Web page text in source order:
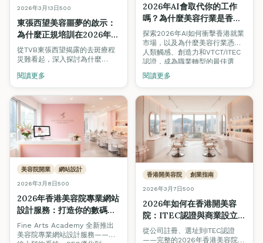
2026年3月13日500
東張西望美容噩夢的啟示：
為什麼正規培訓在2026年香
港美容業不可妥協
從TVB東張西望揭露的去斑療程
災難看起，深入探討為什麼
事故、保護消費者安全的唯一途
徑。
閱讀更多
2026年AI會取代你的工作
嗎？為什麼美容行業是香港
藍領職業的安全港
探索2026年AI如何衝擊香港就業
市場，以及為什麼美容行業憑藉
人類觸感、創造力和VTCT/ITEC
認證，成為職業轉型的最佳選
擇。
閱讀更多
美容院開業 網站設計
2026年3月8日500
2026年香港美容院專業網站
設計服務：打造你的數碼店
面，吸引更多客戶
Fine Arts Academy 全新推出
美容院專業網站設計服務——從
香港開美容院 創業指南
2026年3月7日500
2026年如何在香港開美容
院：ITEC認證與商業設立逐
步指南
從公司註冊、選址到ITEC認證
——完整的2026年香港美容院創